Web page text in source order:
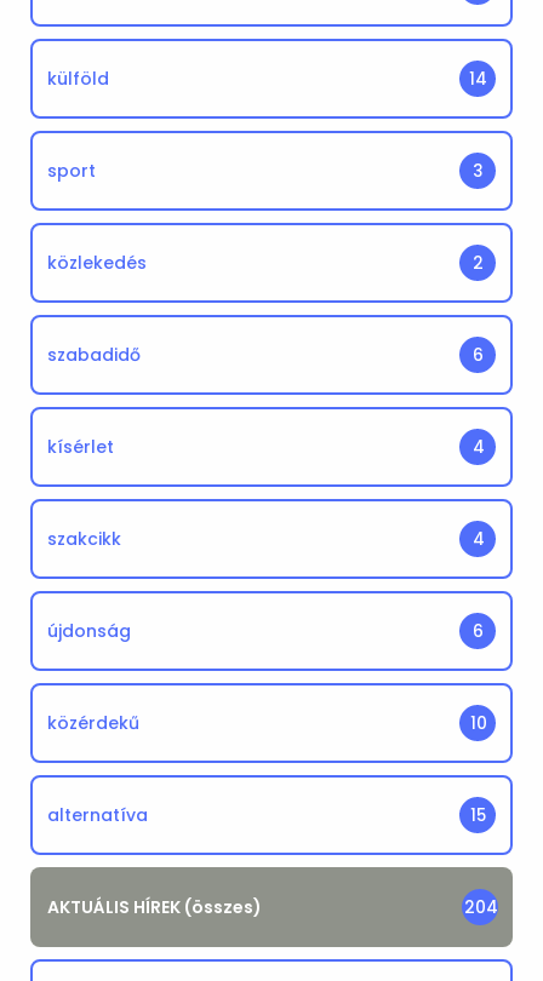
külföld 14
sport 3
közlekedés 2
szabadidő 6
kísérlet 4
szakcikk 4
újdonság 6
közérdekű 10
alternatíva 15
AKTUÁLIS HÍREK (összes) 204